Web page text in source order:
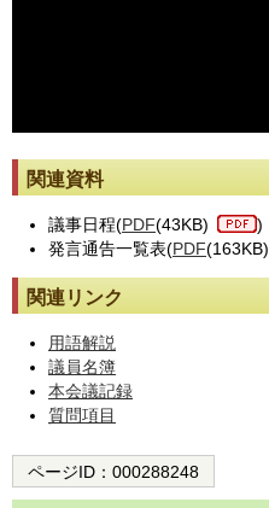
関連資料
議事日程(PDF(43KB)
)
発言通告一覧表(PDF(163KB)
関連リンク
用語解説
議員名簿
本会議記録
質問項目
ページID： 000288248